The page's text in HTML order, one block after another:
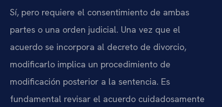
Sí, pero requiere el consentimiento de ambas
partes o una orden judicial. Una vez que el
acuerdo se incorpora al decreto de divorcio,
modificarlo implica un procedimiento de
modificación posterior a la sentencia. Es
fundamental revisar el acuerdo cuidadosamente